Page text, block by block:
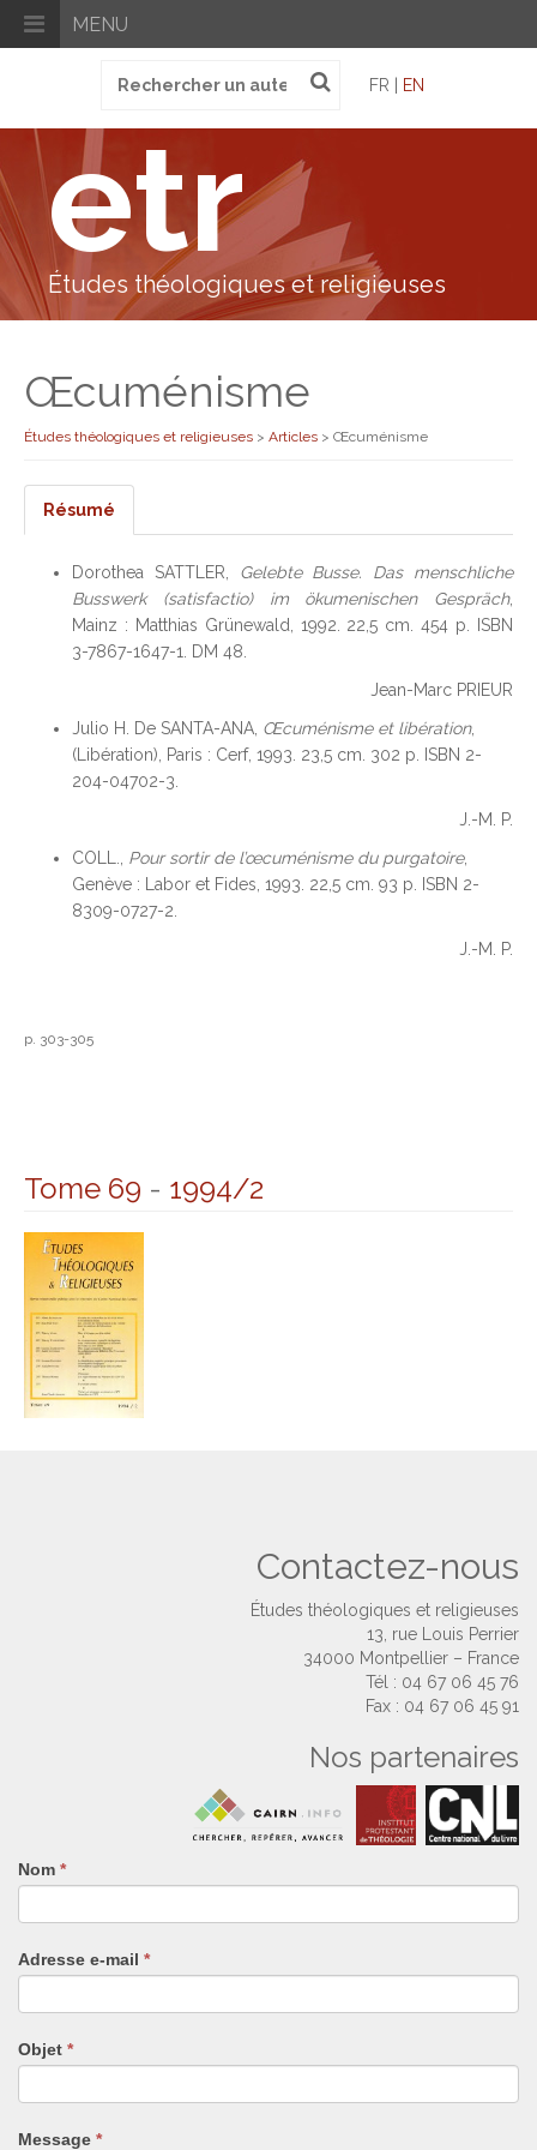
MENU
pour
FR | EN
etr
Études théologiques et religieuses
Œcuménisme
Études théologiques et religieuses > Articles > Œcuménisme
Résumé
Dorothea SATTLER, Gelebte Busse. Das menschliche
Busswerk (satisfactio) im ökumenischen Gespräch,
Mainz : Matthias Grünewald, 1992. 22,5 cm. 454 p. ISBN
3-7867-1647-1. DM 48.
Jean-Marc PRIEUR
Julio H. De SANTA-ANA, Œcuménisme et libération,
(Libération), Paris : Cerf, 1993. 23,5 cm. 302 p. ISBN 2-
204-04702-3.
J.-M. P.
COLL., Pour sortir de l’œcuménisme du purgatoire,
Genève : Labor et Fides, 1993. 22,5 cm. 93 p. ISBN 2-
8309-0727-2.
J.-M. P.
p. 303-305
Tome 69 - 1994/2
Contactez-nous
Études théologiques et religieuses
13, rue Louis Perrier
34000 Montpellier – France
Tél : 04 67 06 45 76
Fax : 04 67 06 45 91
Nos partenaires
Nom *
Adresse e-mail *
Objet *
Message *
Si
vous
êtes
humain,
remplissez
ce